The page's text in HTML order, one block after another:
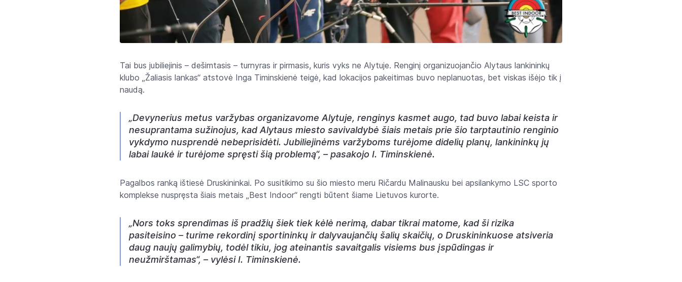
Tai bus jubiliejinis – dešimtasis – turnyras ir pirmasis, kuris vyks ne Alytuje. Renginį organizuojančio Alytaus lankininkų
klubo „Žaliasis lankas“ atstovė Inga Timinskienė teigė, kad lokacijos pakeitimas buvo neplanuotas, bet viskas išėjo tik į
naudą.
„Devynerius metus varžybas organizavome Alytuje, renginys kasmet augo, tad buvo labai keista ir
nesuprantama sužinojus, kad Alytaus miesto savivaldybė šiais metais prie šio tarptautinio renginio
vykdymo nusprendė nebeprisidėti. Jubiliejinėms varžyboms turėjome didelių planų, lankininkų jų
labai laukė ir turėjome spręsti šią problemą“, – pasakojo I. Timinskienė.
Pagalbos ranką ištiesė Druskininkai. Po susitikimo su šio miesto meru Ričardu Malinausku bei apsilankymo LSC sporto
komplekse nuspręsta šiais metais „Best Indoor“ rengti būtent šiame Lietuvos kurorte.
„Nors toks sprendimas iš pradžių šiek tiek kėlė nerimą, dabar tikrai matome, kad ši rizika
pasiteisino – turime rekordinį sportininkų ir dalyvaujančių šalių skaičių, o Druskininkuose atsiveria
daug naujų galimybių, todėl tikiu, jog ateinantis savaitgalis visiems bus įspūdingas ir
neužmirštamas“, – vylėsi I. Timinskienė.